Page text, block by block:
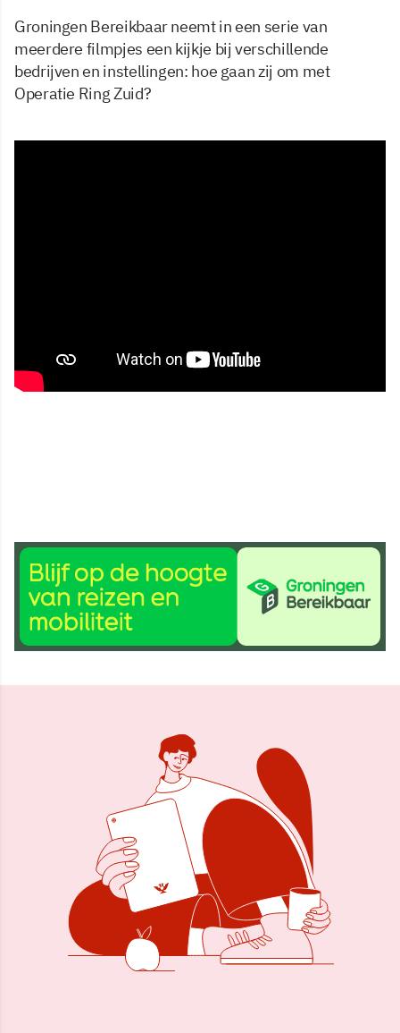
Groningen Bereikbaar neemt in een serie van
meerdere filmpjes een kijkje bij verschillende
bedrijven en instellingen: hoe gaan zij om met
Operatie Ring Zuid?
3 apr 2024, 09:45
Delen